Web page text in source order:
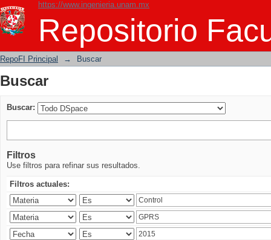
https://www.ingenieria.unam.mx
Repositorio
Buscar
RepoFI Principal → Buscar
Buscar
Buscar:
Filtros
Use filtros para refinar sus resultados.
Filtros actuales: